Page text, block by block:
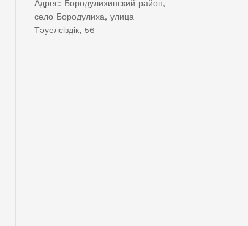
Адрес: Бородулихинский район,
село Бородулиха, улица
Тәуелсіздік, 56